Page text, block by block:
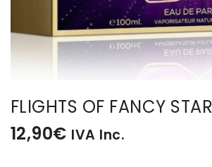
HOGAR
FLIGHTS OF FANCY
12,90€ IVA Inc.